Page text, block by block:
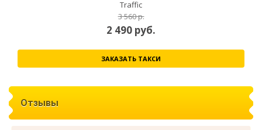
Traffic
3 560 р.
2 490 руб.
ЗАКАЗАТЬ ТАКСИ
Отзывы